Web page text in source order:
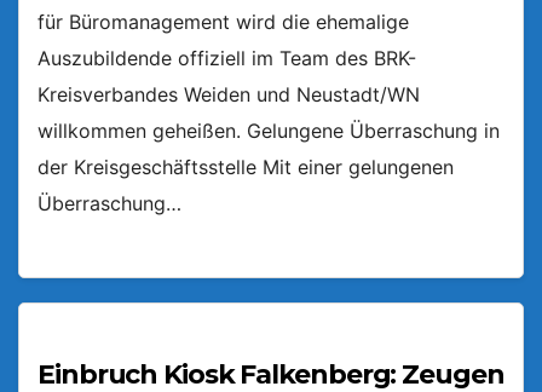
für Büromanagement wird die ehemalige
Auszubildende offiziell im Team des BRK-
Kreisverbandes Weiden und Neustadt/WN
willkommen geheißen. Gelungene Überraschung in
der Kreisgeschäftsstelle Mit einer gelungenen
Überraschung…
Einbruch Kiosk Falkenberg: Zeugen